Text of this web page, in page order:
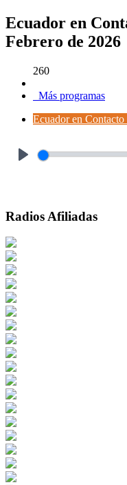
Ecuador en
Febrero de 2026
260
Más programas
Ecuador en Contacto
Radios Afiliadas